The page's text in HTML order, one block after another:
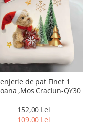
de pat Finet 1
,Mos Craciun-QY30
152,00 Lei
109,00 Lei